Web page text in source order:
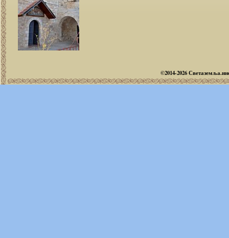
©2014-2026